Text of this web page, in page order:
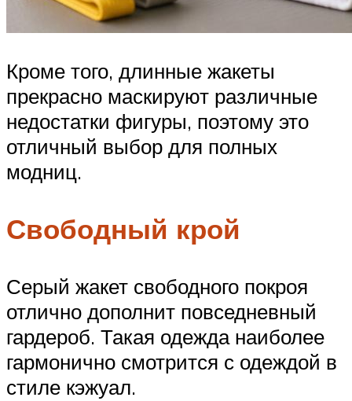
Кроме того, длинные жакеты
прекрасно маскируют различные
недостатки фигуры, поэтому это
отличный выбор для полных
модниц.
Свободный крой
Серый жакет свободного покроя
отлично дополнит повседневный
гардероб. Такая одежда наиболее
гармонично смотрится с одеждой в
стиле кэжуал.